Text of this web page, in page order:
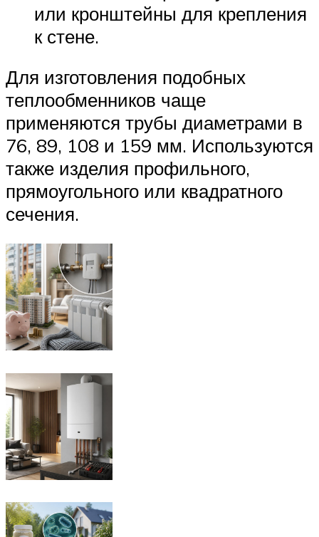
или кронштейны для крепления
к стене.
Для изготовления подобных
теплообменников чаще
применяются трубы диаметрами в
76, 89, 108 и 159 мм. Используются
также изделия профильного,
прямоугольного или квадратного
сечения.